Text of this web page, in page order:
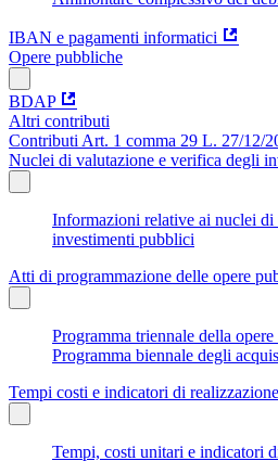
IBAN e pagamenti informatici
Opere pubbliche
BDAP
Altri contributi
Contributi Art. 1 comma 29 L. 27/12/
Nuclei di valutazione e verifica degli
Informazioni relative ai nuclei
investimenti pubblici
Atti di programmazione delle opere
Programma triennale della
Programma biennale degli
Tempi costi e indicatori di
Tempi, costi unitari e indicatori